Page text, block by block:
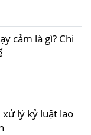
cảm là gì? Chi
lý kỷ luật lao